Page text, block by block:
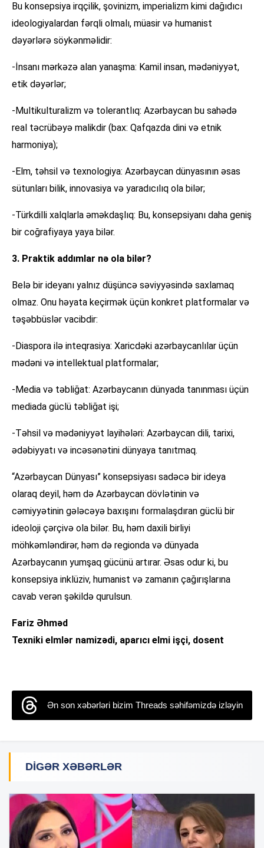
Bu konsepsiya irqçilik, şovinizm, imperializm kimi dağıdıcı
ideologiyalardan fərqli olmalı, müasir və humanist
dəyərlərə söykənməlidir:
-İnsanı mərkəzə alan yanaşma: Kamil insan, mədəniyyət,
etik dəyərlər;
-Multikulturalizm və tolerantlıq: Azərbaycan bu sahədə
real təcrübəyə malikdir (bax: Qafqazda dini və etnik
harmoniya);
-Elm, təhsil və texnologiya: Azərbaycan dünyasının əsas
sütunları bilik, innovasiya və yaradıcılıq ola bilər;
-Türkdilli xalqlarla əməkdaşlıq: Bu, konsepsiyanı daha geniş
bir coğrafiyaya yaya bilər.
3. Praktik addımlar nə ola bilər?
Belə bir ideyanı yalnız düşüncə səviyyəsində saxlamaq
olmaz. Onu həyata keçirmək üçün konkret platformalar və
təşəbbüslər vacibdir:
-Diaspora ilə inteqrasiya: Xaricdəki azərbaycanlılar üçün
mədəni və intellektual platformalar;
-Media və təbliğat: Azərbaycanın dünyada tanınması üçün
mediada güclü təbliğat işi;
-Təhsil və mədəniyyət layihələri: Azərbaycan dili, tarixi,
ədəbiyyatı və incəsənətini dünyaya tanıtmaq.
“Azərbaycan Dünyası” konsepsiyası sadəcə bir ideya
olaraq deyil, həm də Azərbaycan dövlətinin və
cəmiyyətinin gələcəyə baxışını formalaşdıran güclü bir
ideoloji çərçivə ola bilər. Bu, həm daxili birliyi
möhkəmləndirər, həm də regionda və dünyada
Azərbaycanın yumşaq gücünü artırar. Əsas odur ki, bu
konsepsiya inklüziv, humanist və zamanın çağırışlarına
cavab verən şəkildə qurulsun.
Fariz Əhməd
Texniki elmlər namizədi, aparıcı elmi işçi, dosent
Ən son xəbərləri bizim Threads səhifəmizdə izləyin
DIGƏR XƏBƏRLƏR